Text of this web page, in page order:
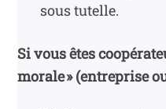
sous tutelle.
Si vous êtes
morale » (entreprise